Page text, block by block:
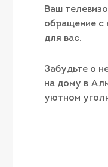
Ваш
обращение с
для вас.
Забудьте о
на дому в
уютном